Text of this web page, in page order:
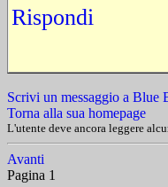
Rispondi
Scrivi un messaggio a Blue
Torna alla sua homepage
L'utente deve ancora leggere
Avanti
Pagina 1